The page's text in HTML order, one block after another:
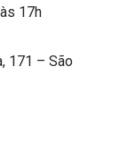
17h
171 – São